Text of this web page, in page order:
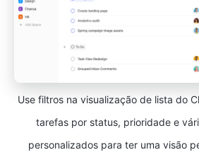
Use filtros na visualização de lista do
tarefas por status, prioridade e
personalizados para ter uma visão